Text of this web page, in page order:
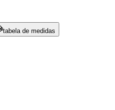
tabela de medidas